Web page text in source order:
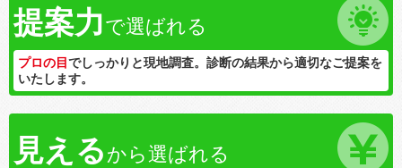
提案力で選ばれる
プロの目でしっかりと現地調査。診断の結果から適切なご提案を
いたします。
見える から選ばれる